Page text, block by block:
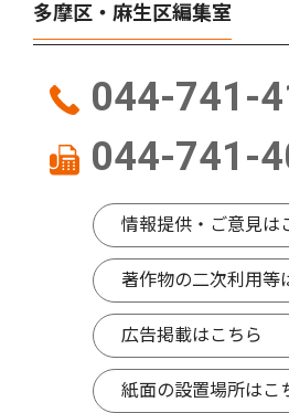
多摩区・麻生区編集室
044-741-
044-741-
情報提供・ご意見は
著作物の二次利用等
広告掲載はこちら
紙面の設置場所はこ